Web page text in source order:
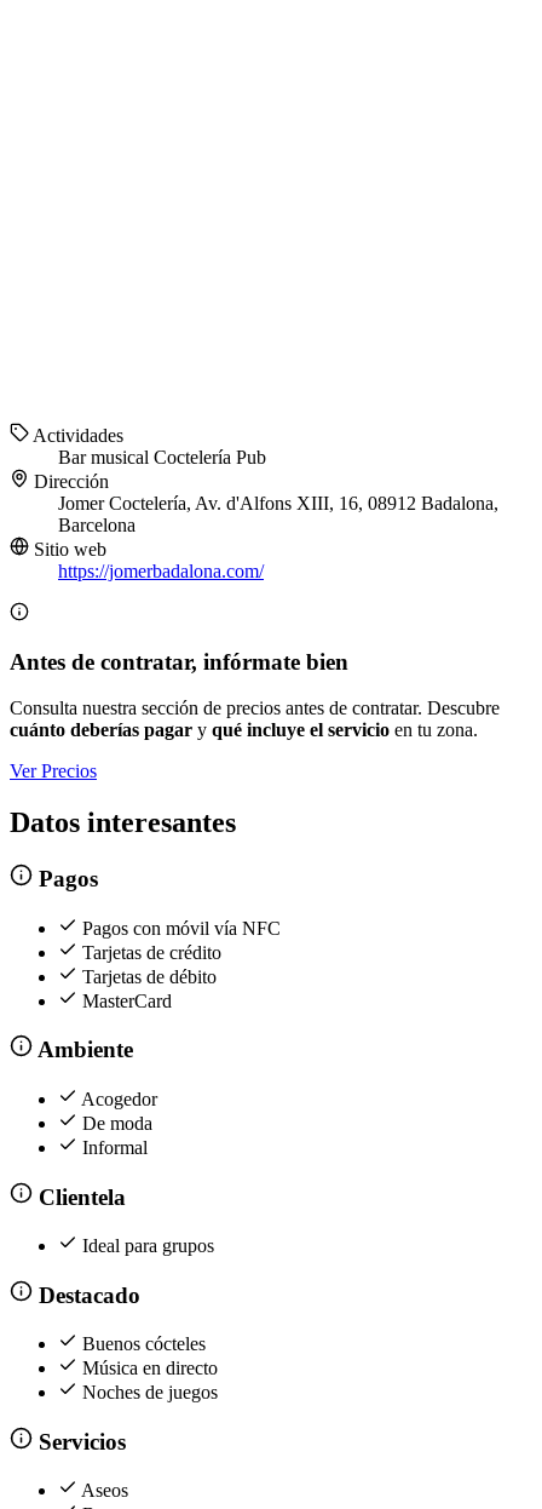
Actividades
Bar musical Coctelería Pub
Dirección
Jomer Coctelería, Av. d'Alfons XIII, 16, 08912 Badalona,
Barcelona
Sitio web
https://jomerbadalona.com/
Antes de contratar, infórmate bien
Consulta nuestra sección de precios antes de contratar. Descubre
cuánto deberías pagar y qué incluye el servicio en tu zona.
Ver Precios
Datos interesantes
Pagos
Pagos con móvil vía NFC
Tarjetas de crédito
Tarjetas de débito
MasterCard
Ambiente
Acogedor
De moda
Informal
Clientela
Ideal para grupos
Destacado
Buenos cócteles
Música en directo
Noches de juegos
Servicios
Aseos